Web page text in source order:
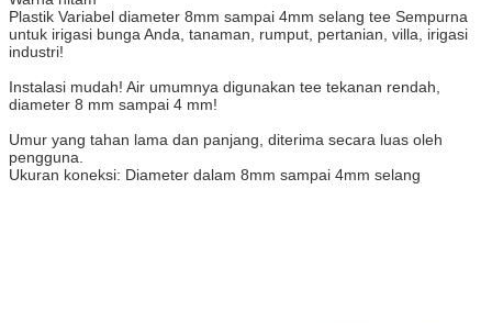
Plastik Variabel diameter 8mm sampai 4mm selang tee Sempurna
untuk irigasi bunga Anda, tanaman, rumput, pertanian, villa, irigasi
industri!
Instalasi mudah! Air umumnya digunakan tee tekanan rendah,
diameter 8 mm sampai 4 mm!
Umur yang tahan lama dan panjang, diterima secara luas oleh
pengguna.
Ukuran koneksi: Diameter dalam 8mm sampai 4mm selang